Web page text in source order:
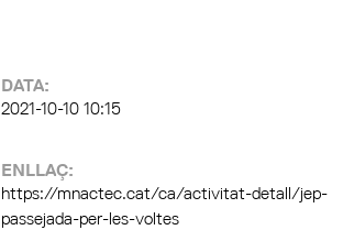
DATA:
2021-10-10 10:15
ENLLAÇ:
https://mnactec.cat/ca/activitat-detall/jep-
passejada-per-les-voltes